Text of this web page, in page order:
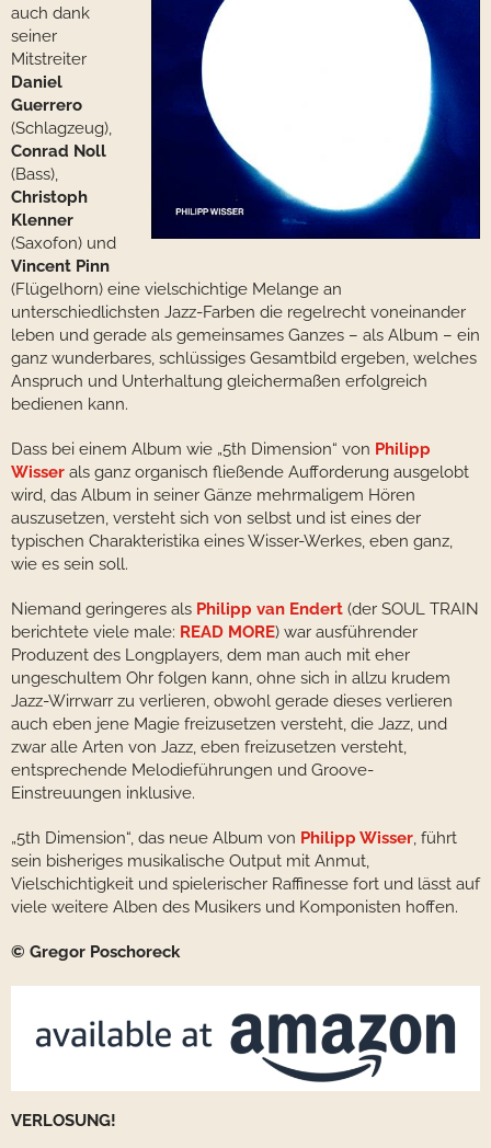
auch dank
seiner
Mitstreiter
Daniel
Guerrero
(Schlagzeug),
Conrad Noll
(Bass),
Christoph
Klenner
(Saxofon) und
Vincent Pinn
(Flügelhorn) eine vielschichtige Melange an
unterschiedlichsten Jazz-Farben die regelrecht voneinander
leben und gerade als gemeinsames Ganzes – als Album – ein
ganz wunderbares, schlüssiges Gesamtbild ergeben, welches
Anspruch und Unterhaltung gleichermaßen erfolgreich
bedienen kann.
Dass bei einem Album wie „5th Dimension“ von Philipp
Wisser als ganz organisch fließende Aufforderung ausgelobt
wird, das Album in seiner Gänze mehrmaligem Hören
auszusetzen, versteht sich von selbst und ist eines der
typischen Charakteristika eines Wisser-Werkes, eben ganz,
wie es sein soll.
Niemand geringeres als Philipp van Endert (der SOUL TRAIN
berichtete viele male: READ MORE) war ausführender
Produzent des Longplayers, dem man auch mit eher
ungeschultem Ohr folgen kann, ohne sich in allzu krudem
Jazz-Wirrwarr zu verlieren, obwohl gerade dieses verlieren
auch eben jene Magie freizusetzen versteht, die Jazz, und
zwar alle Arten von Jazz, eben freizusetzen versteht,
entsprechende Melodieführungen und Groove-
Einstreuungen inklusive.
„5th Dimension“, das neue Album von Philipp Wisser, führt
sein bisheriges musikalische Output mit Anmut,
Vielschichtigkeit und spielerischer Raffinesse fort und lässt auf
viele weitere Alben des Musikers und Komponisten hoffen.
© Gregor Poschoreck
VERLOSUNG!